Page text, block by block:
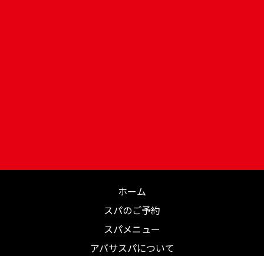
ホーム
スパのご予約
スパメニュー
アバサスパについて